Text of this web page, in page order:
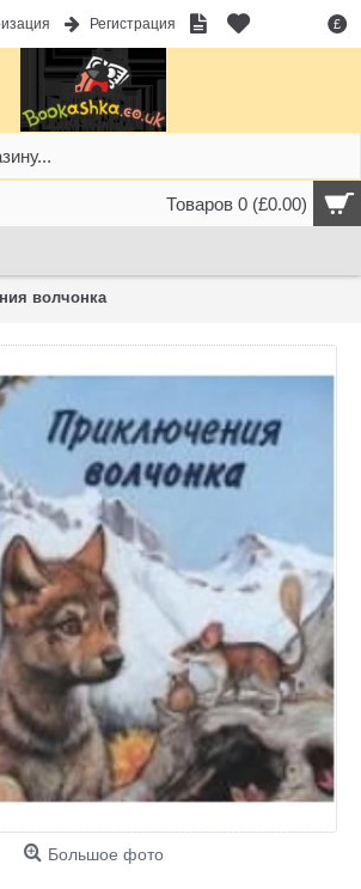
£
Регистрация
Товаров 0 (£0.00)
волчонка
Большое фото